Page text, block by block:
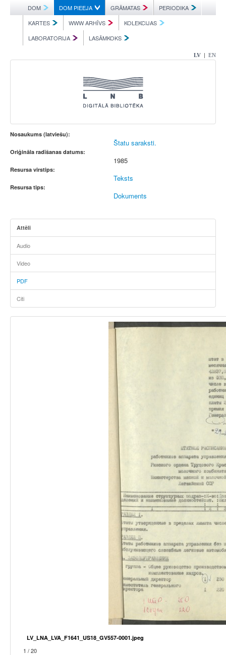
DOM DOM PIEEJA GRĀMATAS
PERIODIKA
KARTES
WWW ARHĪVS
KOLEKCIJAS
LABORATORIJA
LASĀMKOKS
LV | EN
Nosaukums (latviešu):
Štatu saraksti.
Oriģināla radīšanas datums:
1985
Resursa virstips:
Teksts
Resursa tips:
Dokuments
Attēli
Audio
Video
PDF
Citi
LV_LNA_LVA_F1641_US18_GV557-0001.jpeg
1 / 20